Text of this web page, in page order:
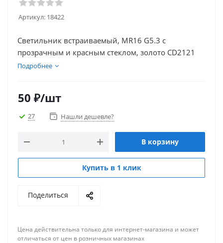
Артикул: 18422
Светильник встраиваемый, MR16 G5.3 с
прозрачным и красным стеклом, золото CD2121
Подробнее
50 ₽/шт
27 Нашли дешевле?
В корзину
Купить в 1 клик
Поделиться
Цена действительна только для интернет-магазина и может
отличаться от цен в розничных магазинах